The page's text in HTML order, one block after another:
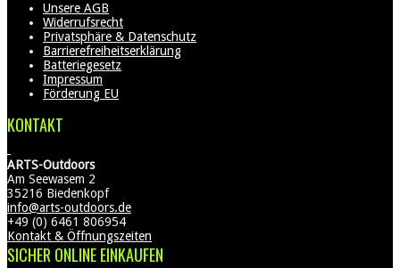
Unsere AGB
Widerrufsrecht
Privatsphäre & Datenschutz
Barrierefreiheitserklärung
Batteriegesetz
Impressum
Förderung EU
KONTAKT
ARTS-Outdoors
Am Seewasem 2
35216 Biedenkopf
info@arts-outdoors.de
+49 (0) 6461 806954
Kontakt & Öffnungszeiten
SICHER ONLINE EINKAUFEN